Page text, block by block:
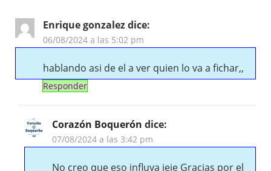
Enrique gonzalezdice:
06/08/2024 a las 5:02 pm
hablando asi de el a ver quien lo va a fichar,,
Responder
Corazón Boquerón dice:
07/08/2024 a las 3:42 pm
No creo que eso influya jeje Gracias por el